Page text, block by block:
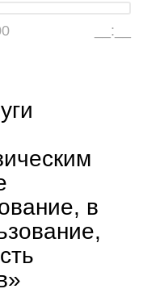
__:__
в